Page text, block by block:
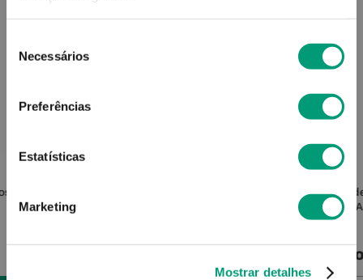
Necessários
Preferências
Estatísticas
Marketing
Mostrar detalhes
22,16 €